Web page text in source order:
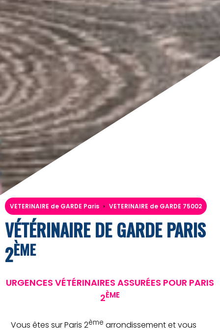
VETERINAIRE de GARDE Paris › VETERINAIRE de GARDE 75002
VÉTÉRINAIRE DE GARDE PARIS
2ÈME
URGENCES VÉTÉRINAIRES ASSURÉES POUR PARIS
2ÈME
Vous êtes sur Paris 2ème arrondissement et vous